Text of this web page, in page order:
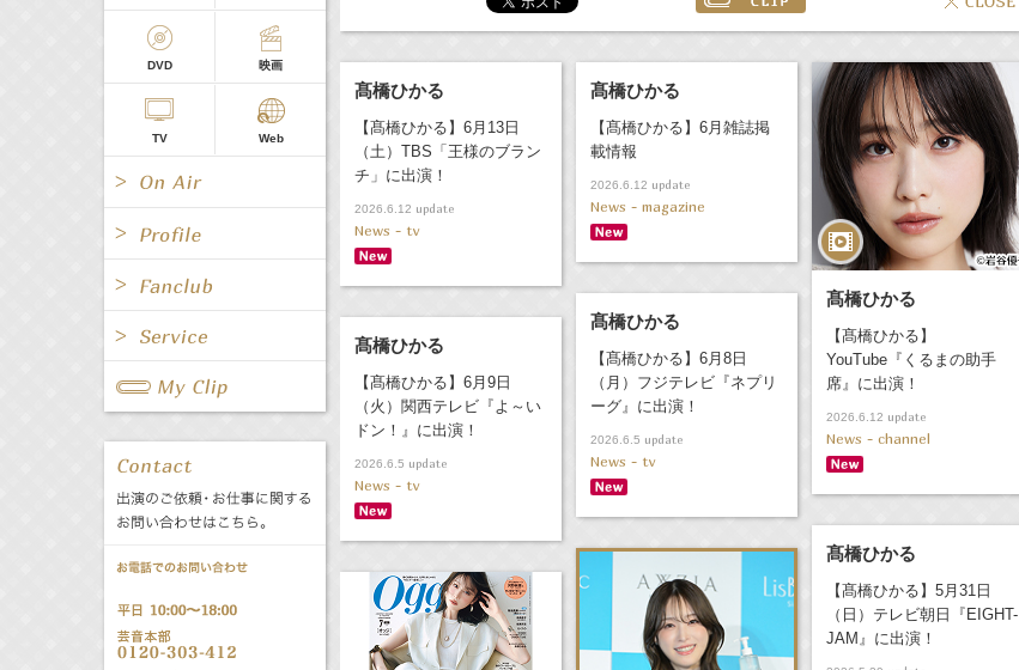
髙橋ひかる
【髙橋ひかる】6月13日
（土）TBS「王様のブラン
チ」に出演！
2026.6.12 update
News - tv
髙橋ひかる
【髙橋ひかる】6月雑誌掲
載情報
2026.6.12 update
News - magazine
髙橋ひかる
【髙橋ひかる】
YouTube『くるまの助手
席』に出演！
2026.6.12 update
News - channel
髙橋ひかる
【髙橋ひかる】6月8日
（月）フジテレビ『ネプリ
ーグ』に出演！
2026.6.5 update
News - tv
髙橋ひかる
【髙橋ひかる】6月9日
（火）関西テレビ『よ～い
ドン！』に出演！
2026.6.5 update
News - tv
髙橋ひかる
【髙橋ひかる】5月31日
（日）テレビ朝日『EIGHT-
JAM』に出演！
DVD 映画
TV Web
Radio
Radio
All 女優/タレント
グループ
キャスター/レポーター
バラエティ 声優
文化事業部 クリエイター
All Fanclub Page
All 関連事業
公式サービス